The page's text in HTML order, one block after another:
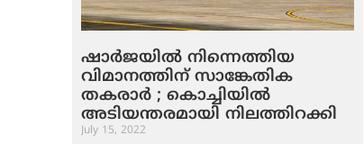
ഷാര്‍ജയില്‍ നിന്നെത്തിയ
വിമാനത്തിന് സാങ്കേതിക
തകരാര്‍ ; കൊച്ചിയില്‍
അടിയന്തരമായി നിലത്തിറക്കി
July 15, 2022